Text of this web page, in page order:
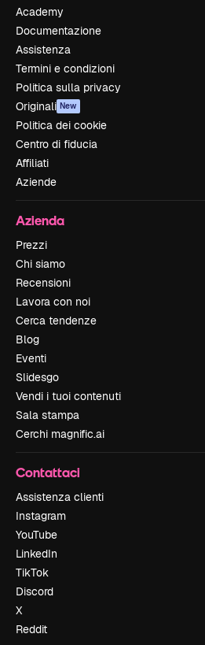
Academy
Documentazione
Assistenza
Termini e condizioni
Politica sulla privacy
Originali New
Politica dei cookie
Centro di fiducia
Affiliati
Aziende
Azienda
Prezzi
Chi siamo
Recensioni
Lavora con noi
Cerca tendenze
Blog
Eventi
Slidesgo
Vendi i tuoi contenuti
Sala stampa
Cerchi magnific.ai
Contattaci
Assistenza clienti
Instagram
YouTube
LinkedIn
TikTok
Discord
X
Reddit